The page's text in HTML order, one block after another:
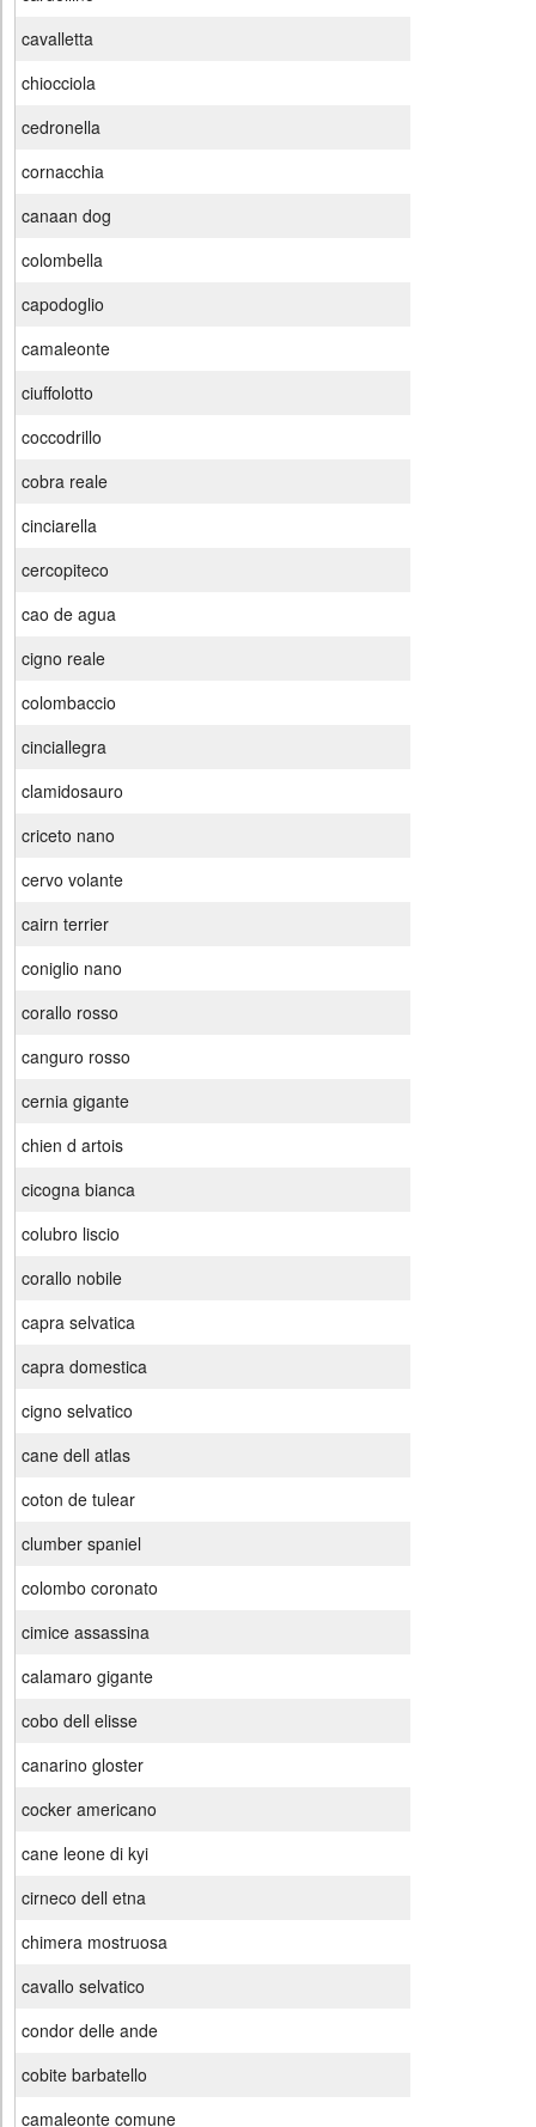
cavalletta
chiocciola
cedronella
cornacchia
canaan dog
colombella
capodoglio
camaleonte
ciuffolotto
coccodrillo
cobra reale
cinciarella
cercopiteco
cao de agua
cigno reale
colombaccio
cinciallegra
clamidosauro
criceto nano
cervo volante
cairn terrier
coniglio nano
corallo rosso
canguro rosso
cernia gigante
chien d artois
cicogna bianca
colubro liscio
corallo nobile
capra selvatica
capra domestica
cigno selvatico
cane dell atlas
coton de tulear
clumber spaniel
colombo coronato
cimice assassina
calamaro gigante
cobo dell elisse
canarino gloster
cocker americano
cane leone di kyi
cirneco dell etna
chimera mostruosa
cavallo selvatico
condor delle ande
cobite barbatello
camaleonte comune